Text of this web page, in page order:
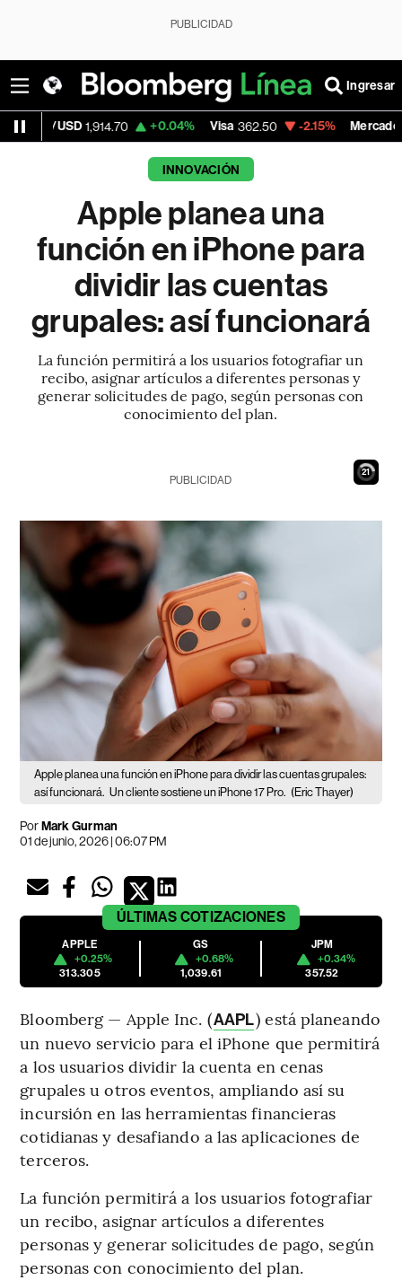
PUBLICIDAD
Ingresar
1,914.70 +0.04% Visa 362.50 -2.15% MercadoLibre
INNOVACIÓN
Apple planea una
función en iPhone para
dividir las cuentas
grupales: así funcionará
La función permitirá a los usuarios fotografiar un
recibo, asignar artículos a diferentes personas y
generar solicitudes de pago, según personas con
conocimiento del plan.
20
PUBLICIDAD
Apple planea una función en iPhone para dividir las cuentas grupales:
así funcionará. Un cliente sostiene un iPhone 17 Pro. (Eric Thayer)
PorMark Gurman
01 de junio, 2026 | 06:07 PM
ÚLTIMAS COTIZACIONES
APPLE
+0.25%
313.305
GS
+0.68%
1,039.61
JPM
+0.34%
357.52
Bloomberg — Apple Inc. (AAPL) está planeando
un nuevo servicio para el iPhone que permitirá
a los usuarios dividir la cuenta en cenas
grupales u otros eventos, ampliando así su
incursión en las herramientas financieras
cotidianas y desafiando a las aplicaciones de
terceros.
La función permitirá a los usuarios fotografiar
un recibo, asignar artículos a diferentes
personas y generar solicitudes de pago, según
personas con conocimiento del plan.